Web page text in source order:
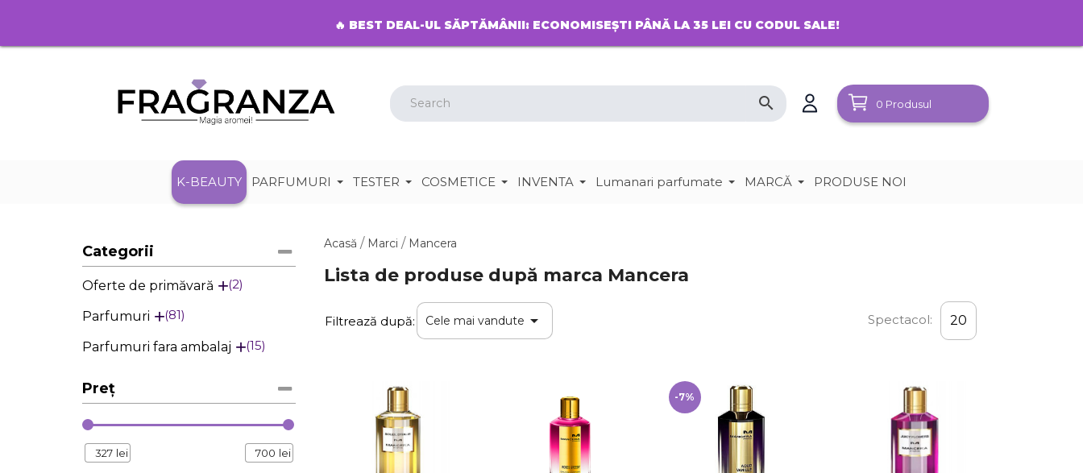
🔥 BEST DEAL-UL SĂPTĂMÂNII: ECONOMISEȘTI PÂNĂ LA 35 LEI CU CODUL SALE!
search 0 Produsul
K-BEAUTY PARFUMURI TESTER COSMETICE INVENTA Lumanari parfumate MARCĂ PRODUSE NOI
Categorii
Oferte de primăvară 2
Parfumuri 81
Parfumuri fara ambalaj 15
Preț
327 lei 700 lei
Acasă Marci Mancera
Lista de produse după marca Mancera
Filtrează după: Cele mai vandute  Spectacol: 20
-7%